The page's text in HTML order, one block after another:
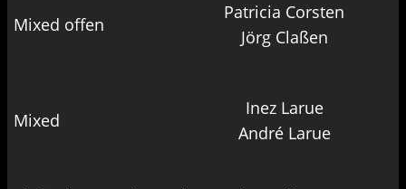
Mixed offen
Patricia Corsten
Jörg Claßen
Mixed
Inez Larue
André Larue